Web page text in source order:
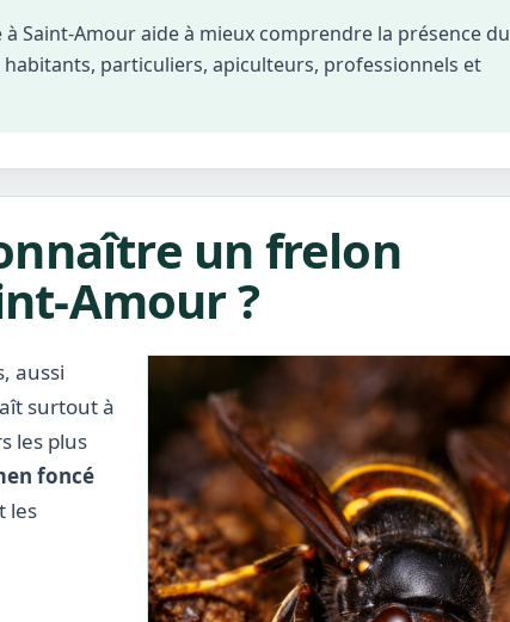
Saint-Amour aide à mieux comprendre la présence du
particuliers, apiculteurs, professionnels et
un frelon
Amour ?
aussi
surtout à
les plus
foncé
les